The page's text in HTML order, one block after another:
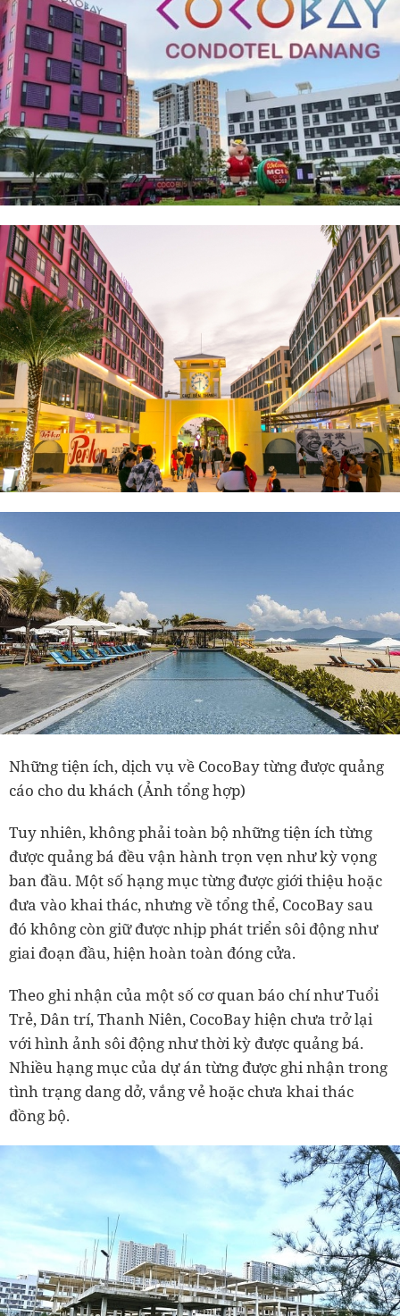
Những tiện ích, dịch vụ về CocoBay từng được quảng
cáo cho du khách (Ảnh tổng hợp)
Tuy nhiên, không phải toàn bộ những tiện ích từng
được quảng bá đều vận hành trọn vẹn như kỳ vọng
ban đầu. Một số hạng mục từng được giới thiệu hoặc
đưa vào khai thác, nhưng về tổng thể, CocoBay sau
đó không còn giữ được nhịp phát triển sôi động như
giai đoạn đầu, hiện hoàn toàn đóng cửa.
Theo ghi nhận của một số cơ quan báo chí như Tuổi
Trẻ, Dân trí, Thanh Niên, CocoBay hiện chưa trở lại
với hình ảnh sôi động như thời kỳ được quảng bá.
Nhiều hạng mục của dự án từng được ghi nhận trong
tình trạng dang dở, vắng vẻ hoặc chưa khai thác
đồng bộ.